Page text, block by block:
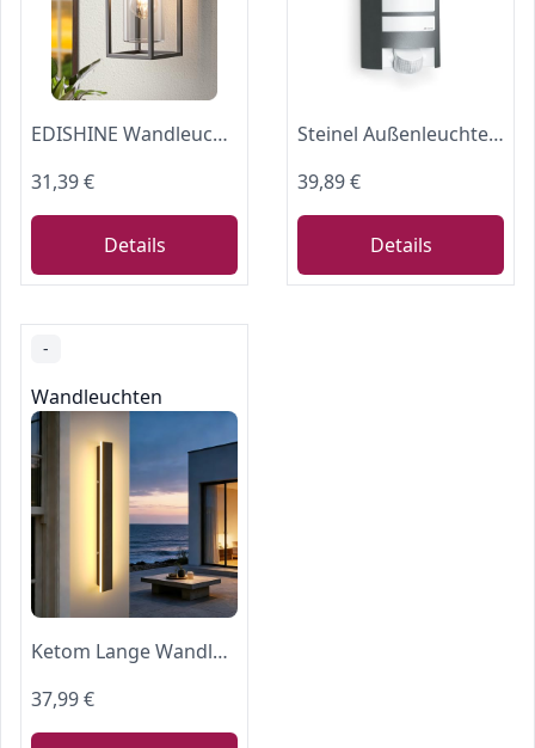
EDISHINE Wandleuchte Innen & Außen, E27, IP44 Wasserdicht, Anthrazit
31,39 €
Details
Steinel Außenleuchte L 12 S anthrazit, 180° Bewegungsmelder, Dämmerungssensor, Alu-Blende, E27, Max. 60W Wandleuchte, 27.2 x 15.5 x 10.8 cm
39,89 €
Details
-
Wandleuchten
Ketom Lange Wandlampe, LED Außenlampe Wand Modern, IP65 Wasserdicht
37,99 €